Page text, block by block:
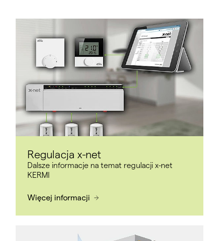
i certyfikowana wg DIN CERTCO
Nie zawiera chlorofluorowęglowodorów (CFC) ani
heksabromocyklododekanu (HBCD)
Regulacja x-net
Dalsze informacje na temat regulacji x-net
KERMI
Więcej informacji